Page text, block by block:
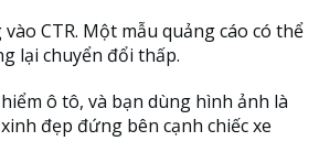
CTR. Một mẫu quảng cáo có thể
lại chuyển đổi thấp.
ô tô, và bạn dùng hình ảnh là
đẹp đứng bên cạnh chiếc xe